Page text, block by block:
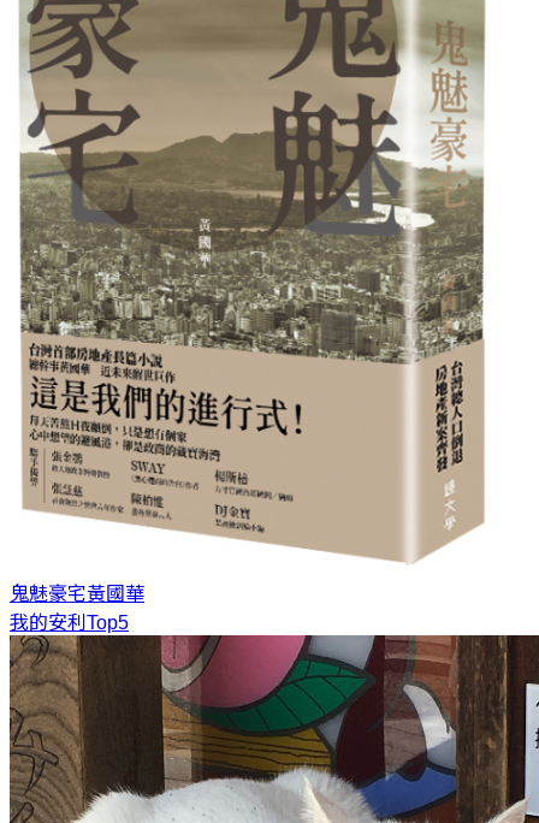
鬼魅豪宅黃國華
我的安利Top5